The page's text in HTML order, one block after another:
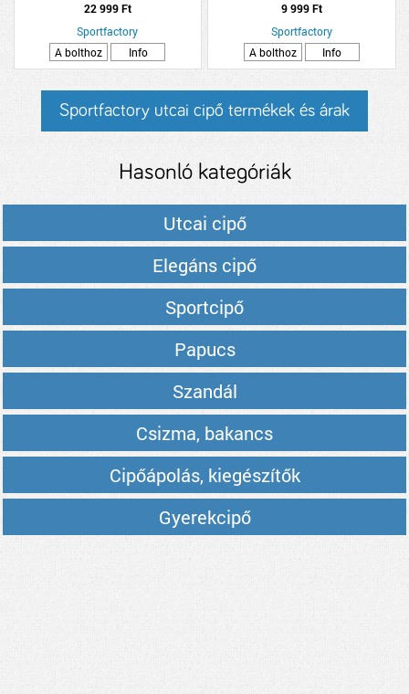
22 999 Ft
Sportfactory
A bolthoz
Info
9 999 Ft
Sportfactory
A bolthoz
Info
Sportfactory utcai cipő termékek és árak
Hasonló kategóriák
Utcai cipő
Elegáns cipő
Sportcipő
Papucs
Szandál
Csizma, bakancs
Cipőápolás, kiegészítők
Gyerekcipő